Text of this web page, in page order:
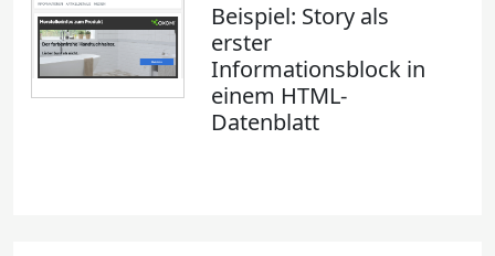
Beispiel: Story als
erster
Informationsblock in
einem HTML-
Datenblatt